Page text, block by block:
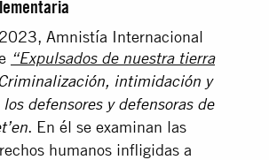
Amnistía Internacional
“Expulsados de nuestra tierra
intimidación y
defensores y defensoras de
. En él se examinan las
humanos infligidas a